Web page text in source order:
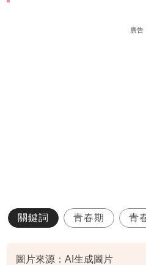
廣告
關鍵詞 青春期 青
圖片來源：AI生成圖片